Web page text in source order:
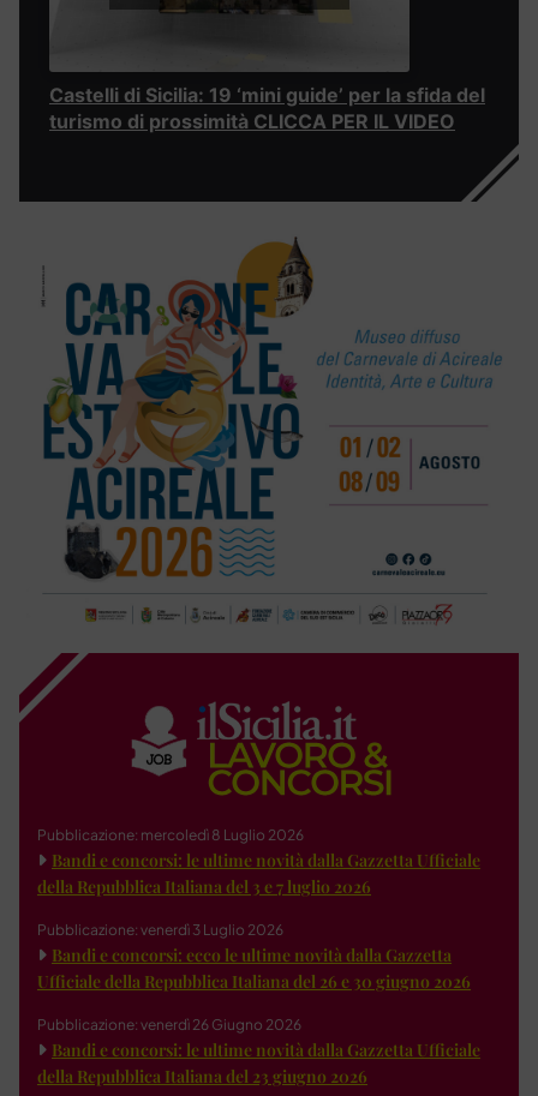
Castelli di Sicilia: 19 ‘mini guide’ per la sfida del
turismo di prossimità CLICCA PER IL VIDEO
Pubblicazione: mercoledì 8 Luglio 2026
Bandi e concorsi: le ultime novità dalla Gazzetta Ufficiale
della Repubblica Italiana del 3 e 7 luglio 2026
Pubblicazione: venerdì 3 Luglio 2026
Bandi e concorsi: ecco le ultime novità dalla Gazzetta
Ufficiale della Repubblica Italiana del 26 e 30 giugno 2026
Pubblicazione: venerdì 26 Giugno 2026
Bandi e concorsi: le ultime novità dalla Gazzetta Ufficiale
della Repubblica Italiana del 23 giugno 2026